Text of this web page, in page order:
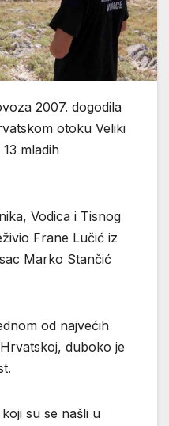
2007. dogodila
otoku Veliki
mladih
Vodica i Tisnog
Frane Lučić iz
Marko Stančić
od najvećih
duboko je
su se našli u